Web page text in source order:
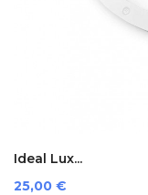
Ideal Lux...
Preis
25,00 €